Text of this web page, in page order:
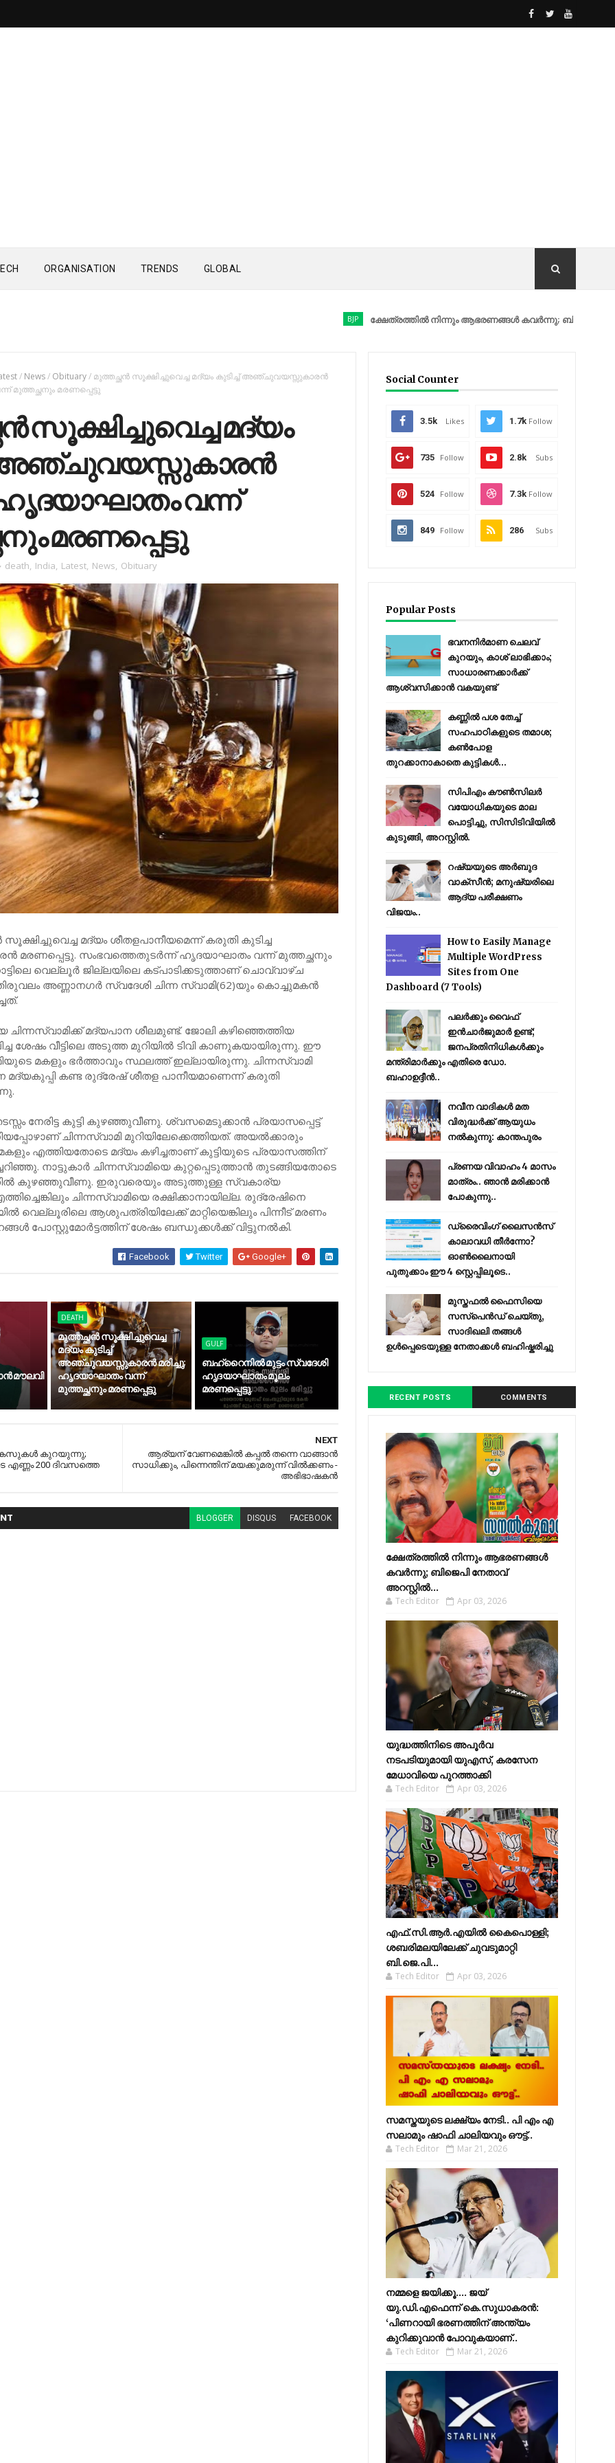
ORGANISATION TRENDS GLOBAL
ക്ഷേത്രത്തിൽ നിന്നും ആഭരണങ്ങൾ കവർന്നു; ബിജെപി നേതാവ്
/ News/ Obituary/ മുത്തച്ഛന്‍ സൂക്ഷിച്ചുവെച്ച മദ്യം കുടിച്ച് അഞ്ചുവയസ്സുകാരന്‍
മുത്തച്ഛനും മരണപ്പെട്ടു
സൂക്ഷിച്ചുവെച്ച മദ്യം
അഞ്ചുവയസ്സുകാരന്‍
ഹൃദയാഘാതം വന്ന്
മരണപ്പെട്ടു
death, India, Latest, News, Obituary
മദ്യം ശീതളപാനീയമെന്ന് കരുതി കുടിച്ച
സംഭവത്തെതുടര്‍ന്ന് ഹൃദയാഘാതം വന്ന് മുത്തച്ഛനും
വെല്ലൂര്‍ ജില്ലയിലെ കട്പാടിക്കടുത്താണ് ചൊവ്വാഴ്ച
അണ്ണാനഗര്‍ സ്വദേശി ചിന്ന സ്വാമി(62)യും കൊച്ചുമകന്‍
ചിന്നസ്വാമിക്ക് മദ്യപാന ശീലമുണ്ട്. ജോലി കഴിഞ്ഞെത്തിയ
ശേഷം വീട്ടിലെ അടുത്ത മുറിയില്‍ ടിവി കാണുകയായിരുന്നു. ഈ
മകളും ഭര്‍ത്താവും സ്ഥലത്ത് ഇല്ലായിരുന്നു. ചിന്നസ്വാമി
മദ്യകുപ്പി കണ്ട രുദ്രേഷ് ശീതള പാനീയമാണെന്ന് കരുതി
നേരിട്ട കുട്ടി കുഴഞ്ഞുവീണു. ശ്വസമെടുക്കാന്‍ പ്രയാസപ്പെട്ട്
ചിന്നസ്വാമി മുറിയിലേക്കെത്തിയത്. അയല്‍ക്കാരും
എത്തിയതോടെ മദ്യം കഴിച്ചതാണ് കുട്ടിയുടെ പ്രയാസത്തിന്
നാട്ടുകാര്‍ ചിന്നസ്വാമിയെ കുറ്റപ്പെടുത്താന്‍ തുടങ്ങിയതോടെ
കുഴഞ്ഞുവീണു. ഇരുവരെയും അടുത്തുള്ള സ്വകാര്യ
ചിന്നസ്വാമിയെ രക്ഷിക്കാനായില്ല. രുദ്രേഷിനെ
വെല്ലൂരിലെ ആശുപത്രിയിലേക്ക് മാറ്റിയെങ്കിലും പിന്നീട് മരണം
പോസ്റ്റുമോര്‍ട്ടത്തിന് ശേഷം ബന്ധുക്കള്‍ക്ക് വിട്ടുനല്‍കി.
Facebook Twitter Google+
മൗലവി
DEATH
മുത്തച്ഛന്‍ സൂക്ഷിച്ചുവെച്ച
മദ്യം കുടിച്ച്
അഞ്ചുവയസ്സുകാരന്‍ മരിച്ചു;
ഹൃദയാഘാതം വന്ന്
മുത്തച്ഛനും മരണപ്പെട്ടു
GULF
ബഹ്‌റൈനില്‍ മുട്ടം സ്വദേശി
ഹൃദയാഘാതം മൂലം
മരണപ്പെട്ടു.
NEXT
ആര്യന് വേണമെങ്കിൽ കപ്പൽ തന്നെ വാങ്ങാൻ
സാധിക്കും, പിന്നെന്തിന് മയക്കുമരുന്ന് വിൽക്കണം -
അഭിഭാഷകൻ
കുറയുന്നു;
എണ്ണം 200 ദിവസത്തെ
BLOGGER DISQUS FACEBOOK
Social Counter
3.5k Likes 1.7k Follow
735 Follow 2.8k Subs
524 Follow 7.3k Follow
849 Follow 286 Subs
Popular Posts
ഭവനനിർമാണ ചെലവ്
കുറയും, കാശ് ലാഭിക്കാം;
സാധാരണക്കാർക്ക്
ആശ്വസിക്കാൻ വകയുണ്ട്
കണ്ണിൽ പശ തേച്ച്
സഹപാഠികളുടെ തമാശ;
കൺപോള
തുറക്കാനാകാതെ കുട്ടികൾ...
സിപിഎം കൗണ്‍സിലര്‍
വയോധികയുടെ മാല
പൊട്ടിച്ചു, സിസിടിവിയില്‍
കുടുങ്ങി, അറസ്റ്റില്‍.
റഷ്യയുടെ അര്‍ബുദ
വാക്‌സീന്‍; മനുഷ്യരിലെ
ആദ്യ പരീക്ഷണം
വിജയം..
How to Easily Manage
Multiple WordPress
Sites from One
Dashboard (7 Tools)
പലർക്കും വൈഫ്
ഇൻചാർജുമാർ ഉണ്ട്;
ജനപ്രതിനിധികൾക്കും
മന്ത്രിമാർക്കും എതിരെ ഡോ.
ബഹാഉദ്ദീൻ..
നവീന വാദികൾ മത
വിരുദ്ധർക്ക് ആയുധം
നൽകുന്നു: കാന്തപുരം
പ്രണയ വിവാഹം 4 മാസം
മാത്രം.. ഞാൻ മരിക്കാൻ
പോകുന്നു..
ഡ്രൈവിംഗ് ലൈസൻസ്
കാലാവധി തീർന്നോ?
ഓൺലൈനായി
പുതുക്കാം ഈ 4 സ്റ്റെപ്പിലൂടെ..
മുസ്തഫൽ ഫൈസിയെ
സസ്‌പെൻഡ് ചെയ്തു,
സാദിഖലി തങ്ങൾ
ഉൾപ്പെടെയുള്ള നേതാക്കൾ ബഹിഷ്കരിച്ചു
RECENT POSTS COMMENTS
ക്ഷേത്രത്തിൽ നിന്നും ആഭരണങ്ങൾ
കവർന്നു; ബിജെപി നേതാവ്
അറസ്റ്റിൽ...
Tech Editor Apr 03, 2026
യുദ്ധത്തിനിടെ അപൂർവ
നടപടിയുമായി യുഎസ്, കരസേന
മേധാവിയെ പുറത്താക്കി
Tech Editor Apr 03, 2026
എഫ്​.സി.ആർ.എയിൽ കൈപൊള്ളി;
ശബരിമലയിലേക്ക്​ ചുവടുമാറ്റി
ബി.ജെ.പി...
Tech Editor Apr 03, 2026
സമസ്തയുടെ ലക്ഷ്യം നേടി.. പി എം എ
സലാമും ഷാഫി ചാലിയവും ഔട്ട്..
Tech Editor Mar 21, 2026
നമ്മളെ ജയിക്കൂ.... ജയ്
യു.ഡി.എഫെന്ന് കെ.സുധാകരൻ:
‘പിണറായി ഭരണത്തിന് അന്ത്യം
കുറിക്കുവാൻ പോവുകയാണ്..
Tech Editor Mar 21, 2026